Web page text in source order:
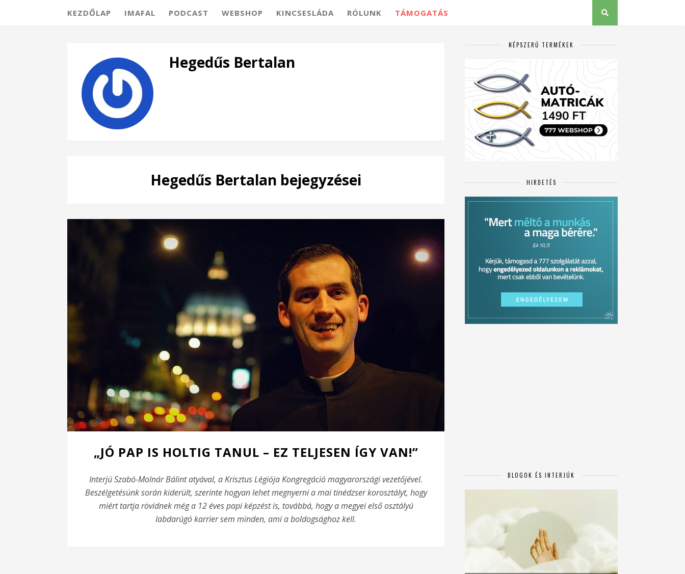
KEZDŐLAP IMAFAL PODCAST WEBSHOP KINCSESLÁDA RÓLUNK TÁMOGATÁS
Hegedűs Bertalan
Hegedűs Bertalan bejegyzései
„JÓ PAP IS HOLTIG TANUL – EZ TELJESEN ÍGY VAN!”
Interjú Szabó-Molnár Bálint atyával, a Krisztus Légiója Kongregáció magyarországi vezetőjével.
Beszélgetésünk során kiderült, szerinte hogyan lehet megnyerni a mai tinédzser korosztályt, hogy
miért tartja rövidnek még a 12 éves papi képzést is, továbbá, hogy a megyei első osztályú
labdarúgó karrier sem minden, ami a boldogsághoz kell.
NÉPSZERŰ TERMÉKEK
HIRDETÉS
BLOGOK ÉS INTERJÚK